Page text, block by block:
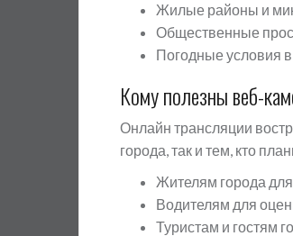
Жилые районы и
Общественные
Погодные условия
Кому полезны веб-
Онлайн трансляции
города, так и тем, кто
Жителям города
Водителям для
Туристам и гостям